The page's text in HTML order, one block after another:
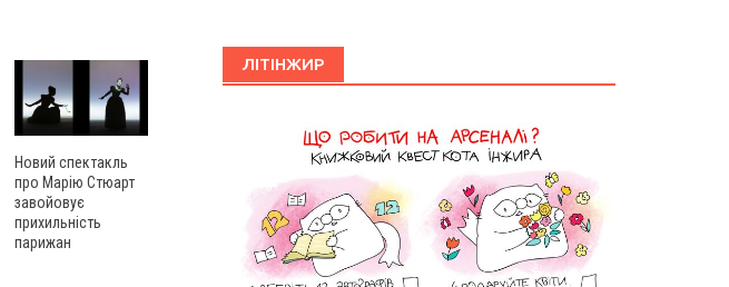
Новий спектакль
про Марію Стюарт
завойовує
прихильність
парижан
ЛІТІНЖИР